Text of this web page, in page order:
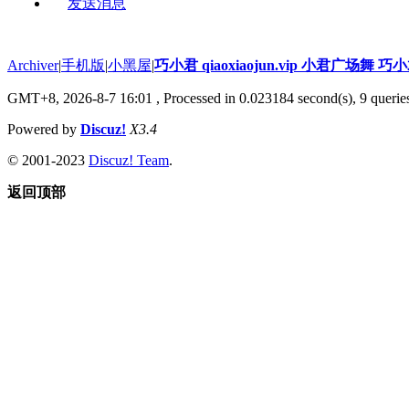
Archiver|手机版|小黑屋|巧小君 qiaoxiaojun.vip 小君广场舞 巧
GMT+8, 2026-8-7 16:01 , Processed in 0.023184 second(s), 9
Powered by Discuz! X3.4
© 2001-2023 Discuz! Team.
返回顶部